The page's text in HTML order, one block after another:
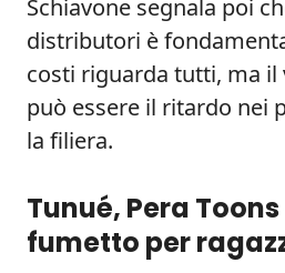
Schiavone segnala poi
distributori è
costi riguarda tutti, ma il
può essere il ritardo nei
la filiera.
Tunué, Pera
fumetto per